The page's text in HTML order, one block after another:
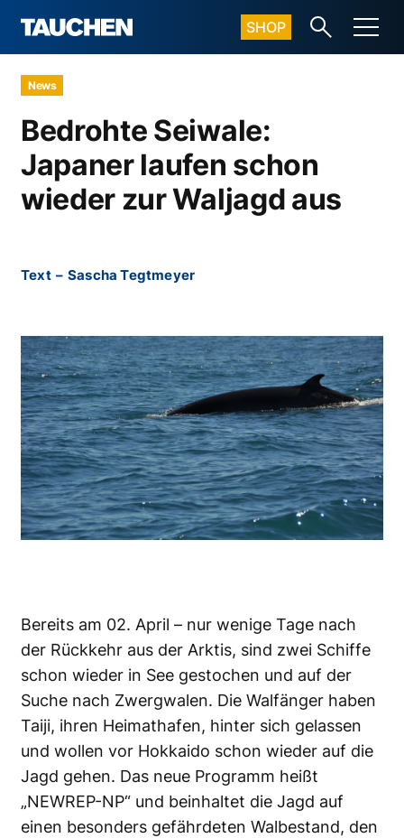
SHOP
News
Bedrohte Seiwale:
Japaner laufen schon
wieder zur Waljagd aus
Text – Sascha Tegtmeyer
Bereits am 02. April – nur wenige Tage nach
der Rückkehr aus der Arktis, sind zwei Schiffe
schon wieder in See gestochen und auf der
Suche nach Zwergwalen. Die Walfänger haben
Taiji, ihren Heimathafen, hinter sich gelassen
und wollen vor Hokkaido schon wieder auf die
Jagd gehen. Das neue Programm heißt
„NEWREP-NP“ und beinhaltet die Jagd auf
einen besonders gefährdeten Walbestand, den